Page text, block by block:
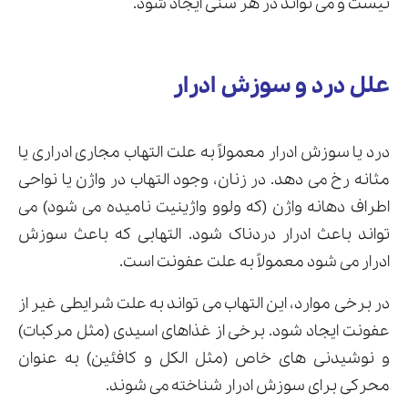
علل درد و سوزش ادرار
درد یا سوزش ادرار معمولاً به علت التهاب مجاری ادراری یا
مثانه رخ می دهد. در زنان، وجود التهاب در واژن یا نواحی
اطراف دهانه واژن (که ولوو واژینیت نامیده می شود) می
تواند باعث ادرار دردناک شود. التهابی که باعث سوزش
ادرار می شود معمولاً به علت عفونت است.
در برخی موارد، این التهاب می تواند به علت شرایطی غیر از
عفونت ایجاد شود. برخی از غذاهای اسیدی (مثل مرکبات)
و نوشیدنی های خاص (مثل الکل و کافئین) به عنوان
محرکی برای سوزش ادرار شناخته می شوند.